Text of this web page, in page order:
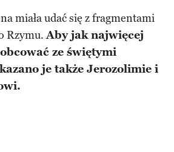
miała udać się z fragmentami
Rzymu.Aby jak najwięcej
ze świętymi
je także Jerozolimie i